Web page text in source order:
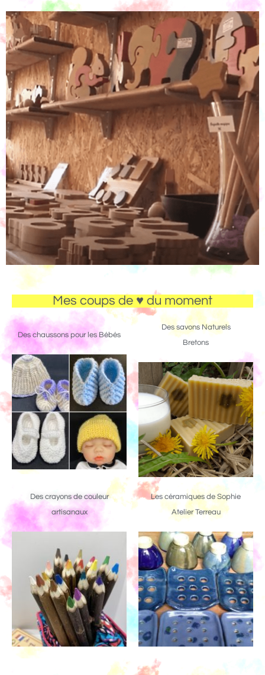
Mes coups de ♥ du moment
Des chaussons pour les Bébés
Des savons Naturels
Bretons
Des crayons de couleur
artisanaux
Les céramiques de Sophie
Atelier Terreau